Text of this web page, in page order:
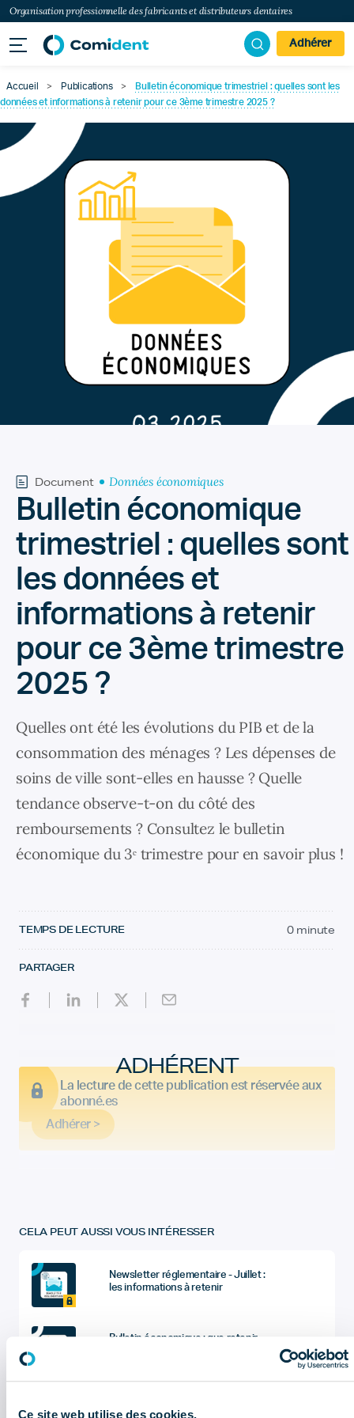
Ce site web utilise des cookies.
Organisation professionnelle des fabricants et distributeurs dentaires
Adhérer
Accueil > Publications >
Bulletin économique trimestriel : quelles sont les
données et informations à retenir pour ce 3ème trimestre 2025 ?
Document Données économiques
Bulletin économique
trimestriel : quelles sont
les données et
informations à retenir
pour ce 3ème trimestre
2025 ?
Quelles ont été les évolutions du PIB et de la
consommation des ménages ? Les dépenses de
soins de ville sont-elles en hausse ? Quelle
tendance observe-t-on du côté des
remboursements ? Consultez le bulletin
économique du 3ᵉ trimestre pour en savoir plus !
TEMPS DE LECTURE 0 minute
PARTAGER
ADHÉRENT
La lecture de cette publication est réservée aux
abonné.es
Adhérer >
CELA PEUT AUSSI VOUS INTÉRESSER
Newsletter réglementaire - Juillet :
les informations à retenir
Bulletin économique : que retenir